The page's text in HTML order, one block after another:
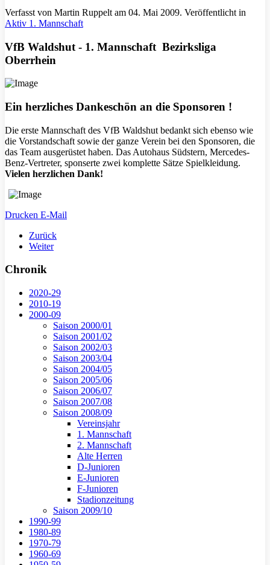
Verfasst von Martin Ruppelt am 04. Mai 2009. Veröffentlicht in
Aktiv 1. Mannschaft
VfB Waldshut - 1. Mannschaft Bezirksliga
Oberrhein
Ein herzliches Dankeschön an die Sponsoren !
Die erste Mannschaft des VfB Waldshut bedankt sich ebenso wie
die Vorstandschaft sowie der ganze Verein bei den Sponsoren, die
das Team ausgerüstet haben. Das Autohaus Südstern, Mercedes-
Benz-Vertreter, sponserte zwei komplette Sätze Spielkleidung.
Vielen herzlichen Dank!
Drucken E-Mail
Zurück
Weiter
Chronik
2020-29
2010-19
2000-09
Saison 2000/01
Saison 2001/02
Saison 2002/03
Saison 2003/04
Saison 2004/05
Saison 2005/06
Saison 2006/07
Saison 2007/08
Saison 2008/09
Vereinsjahr
1. Mannschaft
2. Mannschaft
Alte Herren
D-Junioren
E-Junioren
F-Junioren
Stadionzeitung
Saison 2009/10
1990-99
1980-89
1970-79
1960-69